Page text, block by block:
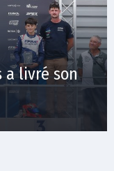
a livré son